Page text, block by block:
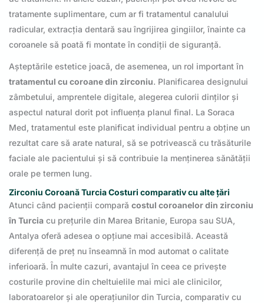
tratamente suplimentare, cum ar fi tratamentul canalului
radicular, extracția dentară sau îngrijirea gingiilor, înainte ca
coroanele să poată fi montate în condiții de siguranță.
Așteptările estetice joacă, de asemenea, un rol important în
tratamentul cu coroane din zirconiu. Planificarea designului
zâmbetului, amprentele digitale, alegerea culorii dinților și
aspectul natural dorit pot influența planul final. La Soraca
Med, tratamentul este planificat individual pentru a obține un
rezultat care să arate natural, să se potrivească cu trăsăturile
faciale ale pacientului și să contribuie la menținerea sănătății
orale pe termen lung.
Zirconiu Coroană Turcia Costuri comparativ cu alte țări
Atunci când pacienții compară costul coroanelor din zirconiu
în Turcia cu prețurile din Marea Britanie, Europa sau SUA,
Antalya oferă adesea o opțiune mai accesibilă. Această
diferență de preț nu înseamnă în mod automat o calitate
inferioară. În multe cazuri, avantajul în ceea ce privește
costurile provine din cheltuielile mai mici ale clinicilor,
laboratoarelor și ale operațiunilor din Turcia, comparativ cu